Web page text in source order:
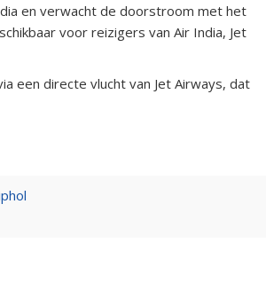
en verwacht de doorstroom met het
voor reizigers van Air India, Jet
een directe vlucht van Jet Airways, dat